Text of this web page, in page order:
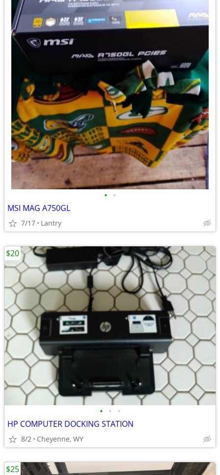
• •
MSI MAG A750GL
7/17 Lantry
• • •
HP COMPUTER DOCKING STATION
8/2 Cheyenne, WY
$20
$25